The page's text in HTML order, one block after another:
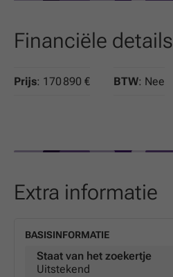
Financiële details
Prijs: 170 890 € BTW: Nee
Extra informatie
BASISINFORMATIE
Staat van het zoekertje
Uitstekend